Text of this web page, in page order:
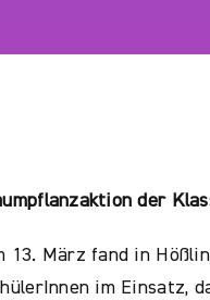
der
13. März fand in
im Einsatz,